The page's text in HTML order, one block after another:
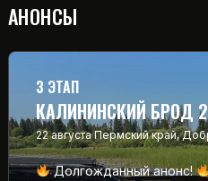
АНОНСЫ
3 ЭТАП
КАЛИНИНСКИЙ БРОД
22 августа Пермский край,
Долгожданный анонс!